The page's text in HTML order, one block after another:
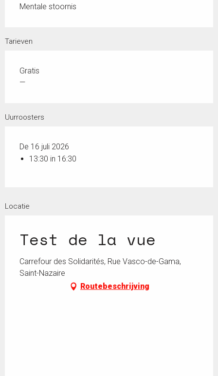
Mentale stoornis
Tarieven
Gratis
—
Uurroosters
De 16 juli 2026
13:30 in 16:30
Locatie
Test de la vue
Carrefour des Solidarités, Rue Vasco-de-Gama,
Saint-Nazaire
Routebeschrijving